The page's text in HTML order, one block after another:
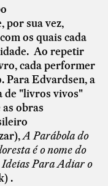
por sua vez,
os quais cada
Ao repetir
cada performer
Para Edvardsen, a
de "livros vivos"
obras
A Parábola do
é o nome do
Ideias Para Adiar o
.